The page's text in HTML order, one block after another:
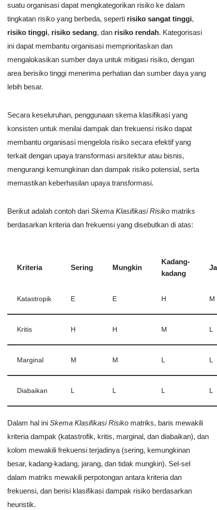
suatu organisasi dapat mengkategorikan risiko ke dalam
tingkatan risiko yang berbeda, seperti risiko sangat tinggi,
risiko tinggi, risiko sedang, dan risiko rendah. Kategorisasi
ini dapat membantu organisasi memprioritaskan dan
mengalokasikan sumber daya untuk mitigasi risiko, dengan
area berisiko tinggi menerima perhatian dan sumber daya yang
lebih besar.
Secara keseluruhan, penggunaan skema klasifikasi yang
konsisten untuk menilai dampak dan frekuensi risiko dapat
membantu organisasi mengelola risiko secara efektif yang
terkait dengan upaya transformasi arsitektur atau bisnis,
mengurangi kemungkinan dan dampak risiko potensial, serta
memastikan keberhasilan upaya transformasi.
Berikut adalah contoh dari Skema Klasifikasi Risiko matriks
berdasarkan kriteria dan frekuensi yang disebutkan di atas:
Kriteria Sering Mungkin
Kadang-
kadang
Katastropik E E H M
Kritis H H M L
Marginal M M L L
Diabaikan L L L L
Dalam hal ini Skema Klasifikasi Risiko matriks, baris mewakili
kriteria dampak (katastrofik, kritis, marginal, dan diabaikan), dan
kolom mewakili frekuensi terjadinya (sering, kemungkinan
besar, kadang-kadang, jarang, dan tidak mungkin). Sel-sel
dalam matriks mewakili perpotongan antara kriteria dan
frekuensi, dan berisi klasifikasi dampak risiko berdasarkan
heuristik.